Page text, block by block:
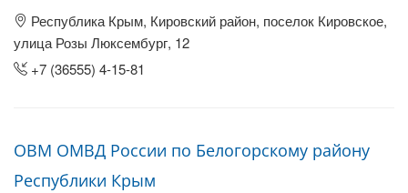
Республика Крым, Кировский район, поселок Кировское,
улица Розы Люксембург, 12
+7 (36555) 4-15-81
ОВМ ОМВД России по Белогорскому району
Республики Крым